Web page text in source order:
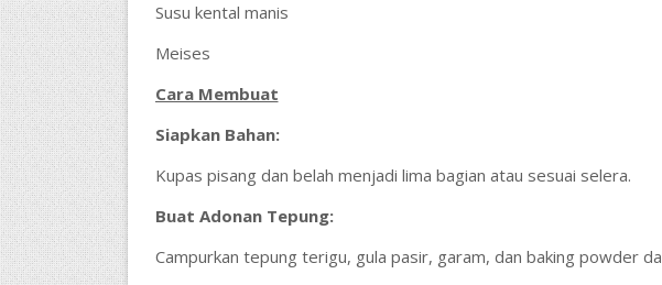
Susu kental manis
Meises
Cara Membuat
Siapkan Bahan:
Kupas pisang dan belah menjadi lima bagian atau sesuai selera.
Buat Adonan Tepung:
Campurkan tepung terigu, gula pasir, garam, dan baking powder